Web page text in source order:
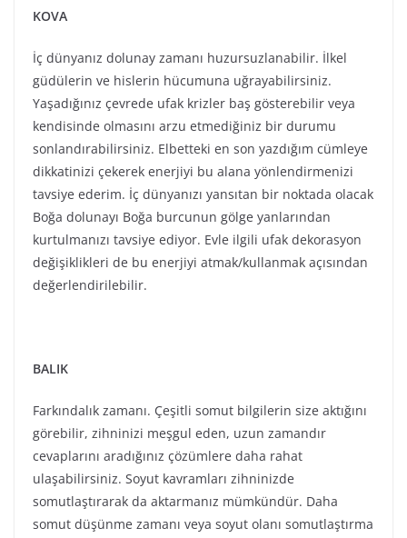
BALIK
Farkındalık zamanı. Çeşitli somut bilgilerin size aktığını
görebilir, zihninizi meşgul eden, uzun zamandır
cevaplarını aradığınız çözümlere daha rahat
ulaşabilirsiniz. Soyut kavramları zihninizde
somutlaştırarak da aktarmanız mümkündür. Daha
somut düşünme zamanı veya soyut olanı somutlaştırma
olarak kullanmalısınız. Yakın çevre algınız biraz
karışabilir zira şu ara yakın çevrenizdeki sosyal
etkileşim oldukça üst seviyede olacak.
sitesinden daha fazla
şey keşfedin